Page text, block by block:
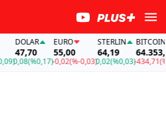
DOLAR
47,70
0,08(%0,17)
EURO
55,00
-0,02(%-0,03)
STERLIN
64,19
0,02(%0,03)
BITCOIN
-434,71(%-